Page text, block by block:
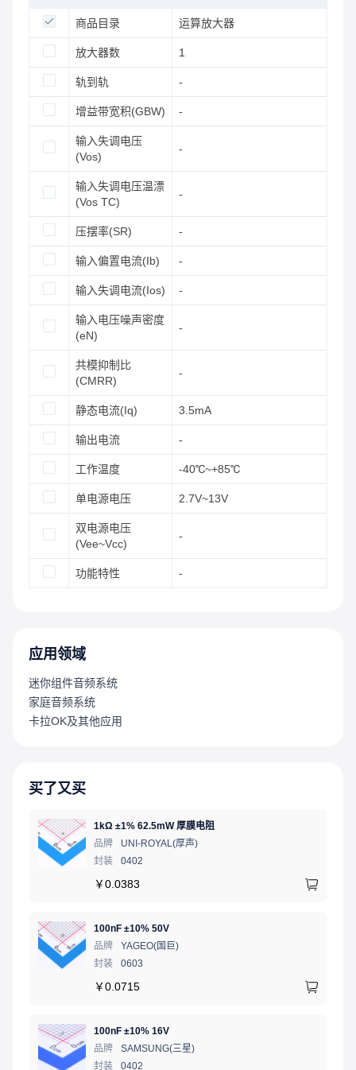
商品目录 运算放大器
放大器数 1
轨到轨 -
增益带宽积(GBW) -
输入失调电压
(Vos)
-
输入失调电压温漂
(Vos TC)
-
压摆率(SR) -
输入偏置电流(Ib) -
输入失调电流(Ios) -
输入电压噪声密度
(eN)
-
共模抑制比
(CMRR)
-
静态电流(Iq) 3.5mA
输出电流 -
工作温度 -40℃~+85℃
单电源电压 2.7V~13V
双电源电压
(Vee~Vcc)
-
功能特性 -
应用领域
迷你组件音频系统
家庭音频系统
卡拉OK及其他应用
买了又买
1kΩ ±1% 62.5mW 厚膜电阻
品牌
UNI-ROYAL(厚声)
封装
0402
￥0.0383
100nF ±10% 50V
品牌
YAGEO(国巨)
封装
0603
￥0.0715
100nF ±10% 16V
品牌
SAMSUNG(三星)
封装
0402